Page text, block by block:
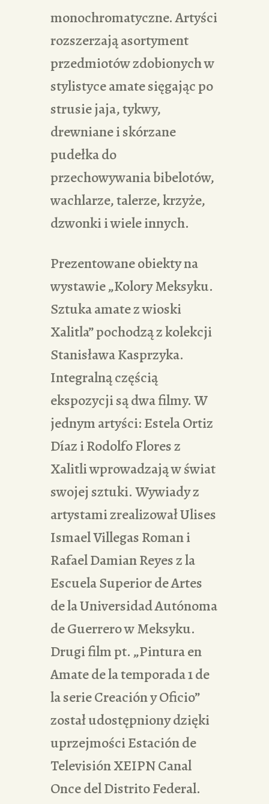
monochromatyczne. Artyści
rozszerzają asortyment
przedmiotów zdobionych w
stylistyce amate sięgając po
strusie jaja, tykwy,
drewniane i skórzane
pudełka do
przechowywania bibelotów,
wachlarze, talerze, krzyże,
dzwonki i wiele innych.
Prezentowane obiekty na
wystawie „Kolory Meksyku.
Sztuka amate z wioski
Xalitla” pochodzą z kolekcji
Stanisława Kasprzyka.
Integralną częścią
ekspozycji są dwa filmy. W
jednym artyści: Estela Ortiz
Díaz i Rodolfo Flores z
Xalitli wprowadzają w świat
swojej sztuki. Wywiady z
artystami zrealizował Ulises
Ismael Villegas Roman i
Rafael Damian Reyes z la
Escuela Superior de Artes
de la Universidad Autónoma
de Guerrero w Meksyku.
Drugi film pt. „Pintura en
Amate de la temporada 1 de
la serie Creación y Oficio”
został udostępniony dzięki
uprzejmości Estación de
Televisión XEIPN Canal
Once del Distrito Federal.